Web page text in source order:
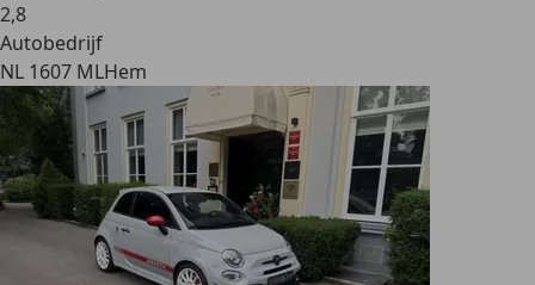
2,8
Autobedrijf
NL 1607 MLHem